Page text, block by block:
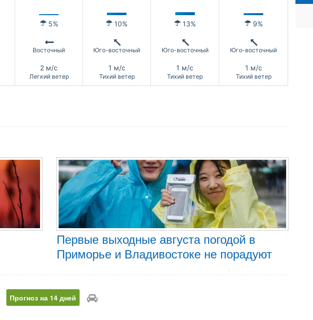
5% 10% 13% 9%
Восточный Юго-восточный Юго-восточный Юго-восточный
2 м/с
Легкий ветер
1 м/с
Тихий ветер
1 м/с
Тихий ветер
1 м/с
Тихий ветер
Первые выходные августа погодой в
Приморье и Владивостоке не порадуют
Прогноз на 14 дней